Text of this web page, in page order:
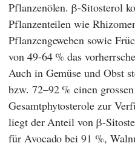
Pflanzenölen. β-Sitosterol
Pflanzenteilen wie
Pflanzengeweben sowie
von 49-64 % das
Auch in Gemüse und Obst
bzw. 72–92 % einen
Gesamtphytosterole zur
liegt der Anteil von β-
für Avocado bei 91 %,